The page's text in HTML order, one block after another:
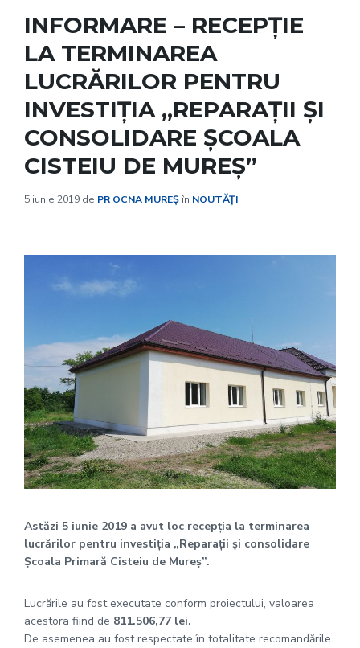
INFORMARE – RECEPȚIE
LA TERMINAREA
LUCRĂRILOR PENTRU
INVESTIȚIA „REPARAȚII ȘI
CONSOLIDARE ȘCOALA
CISTEIU DE MUREȘ”
5 iunie 2019 de PR OCNA MUREȘîn NOUTĂȚI
Astăzi 5 iunie 2019 a avut loc recepția la terminarea
lucrărilor pentru investiția „Reparații și consolidare
Școala Primară Cisteiu de Mureș”.
Lucrările au fost executate conform proiectului, valoarea
acestora fiind de 811.506,77 lei.
De asemenea au fost respectate în totalitate recomandările